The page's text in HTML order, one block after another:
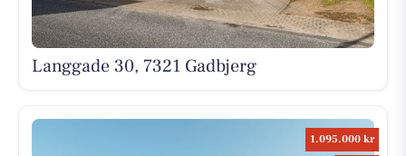
Langgade 30, 7321 Gadbjerg
1.095.000 kr